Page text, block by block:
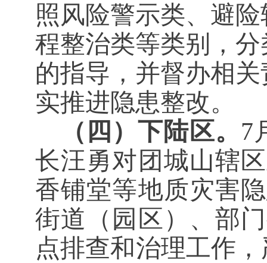
照风险警示类、避
程整治类等类别，
的指导，并督办相
实推进隐患整改。
（四）下陆区。 7
长汪勇对团城山辖
香铺堂等地质灾害
街道（园区）、部
点排查和治理工作